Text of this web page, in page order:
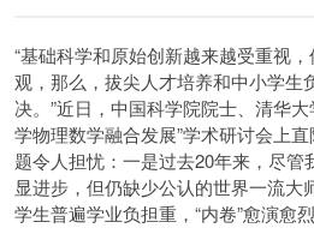
“基础科学和原始创新越来越受重视
观，那么，拔尖人才培养和中小学生
决。”近日，中国科学院院士、清华
学物理数学融合发展”学术研讨会上
题令人担忧：一是过去20年来，尽管
显进步，但仍缺少公认的世界一流大
学生普遍学业负担重，“内卷”愈演愈烈